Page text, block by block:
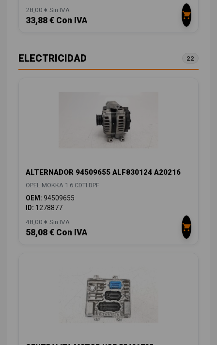
28,00 € Sin IVA
33,88 € Con IVA
ELECTRICIDAD 22
ALTERNADOR 94509655 ALF830124 A20216
OPEL MOKKA 1.6 CDTI DPF
OEM: 94509655
ID: 1278877
48,00 € Sin IVA
58,08 € Con IVA